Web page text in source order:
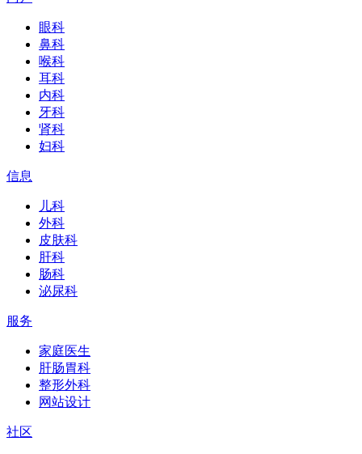
眼科
鼻科
喉科
耳科
内科
牙科
肾科
妇科
信息
儿科
外科
皮肤科
肝科
肠科
泌尿科
服务
家庭医生
肝肠胃科
整形外科
网站设计
社区